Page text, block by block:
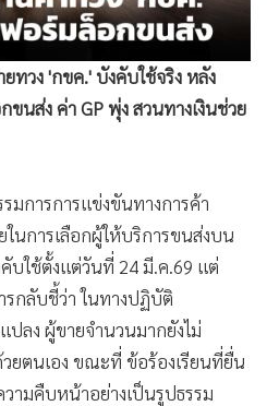
ทวง 'กขค.' บังคับใช้จริง หลัง
นส่ง ค่า GP พุ่ง สวนทางเงินช่วย
การการแข่งขันทางการค้า
นการเลือกผู้ให้บริการขนส่งบน
ใช้ตั้งแต่วันที่ 24 มี.ค.69 แต่
กลับชี้ว่า ในทางปฏิบัติ
ลง ผู้ขายจำนวนมากยังไม่
ยตนเอง ขณะที่ ข้อร้องเรียนที่ยื่น
ามคืบหน้าอย่างเป็นรูปธรรม